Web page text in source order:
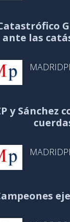
ante las
y Sánchez